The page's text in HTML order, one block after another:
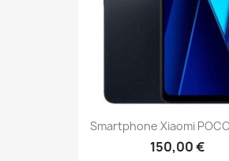
Smartphone Xiaomi
150,00 €